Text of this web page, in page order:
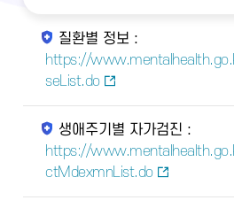
질환별 정보 :
https://
seList.do
생애주기별 자가검진 :
https://
ctMdexmnList.do